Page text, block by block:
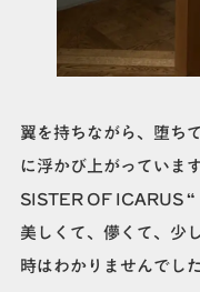
翼を持ちながら、堕ち
に浮かび上がっていま
SISTER OF ICARUS “
美しくて、儚くて、少
時はわかりませんでした